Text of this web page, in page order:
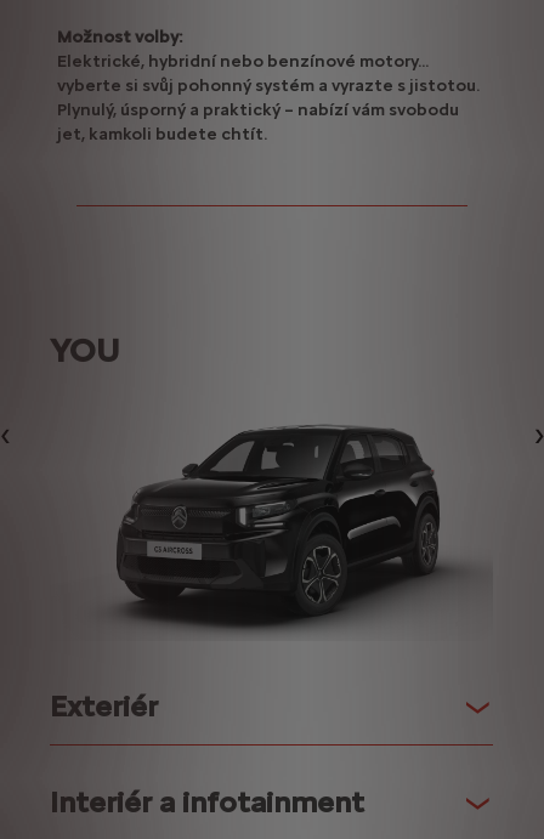
Možnost volby:
Elektrické, hybridní nebo benzínové motory...
vyberte si svůj pohonný systém a vyrazte s jistotou.
Plynulý, úsporný a praktický – nabízí vám svobodu
jet, kamkoli budete chtít.
Předchozí
YOU
Exteriér
Interiér a infotainment